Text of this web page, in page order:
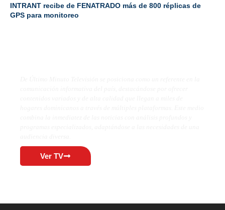
INTRANT recibe de FENATRADO más de 800 réplicas de
GPS para monitoreo
Ver TV